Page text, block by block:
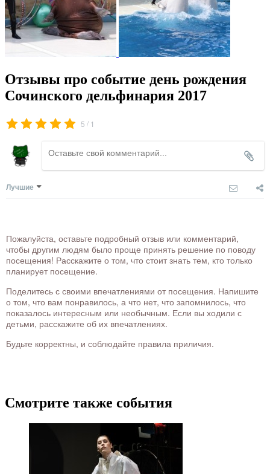
Отзывы про событие день рождения
Сочинского дельфинария 2017
5 / 1
Лучшие
Пожалуйста, оставьте подробный отзыв или комментарий,
чтобы другим людям было проще принять решение по поводу
посещения! Расскажите о том, что стоит знать тем, кто только
планирует посещение.
Поделитесь с своими впечатлениями от посещения. Напишите
о том, что вам понравилось, а что нет, что запомнилось, что
показалось интересным или необычным. Если вы ходили с
детьми, расскажите об их впечатлениях.
Будьте корректны, и соблюдайте правила приличия.
Смотрите также события